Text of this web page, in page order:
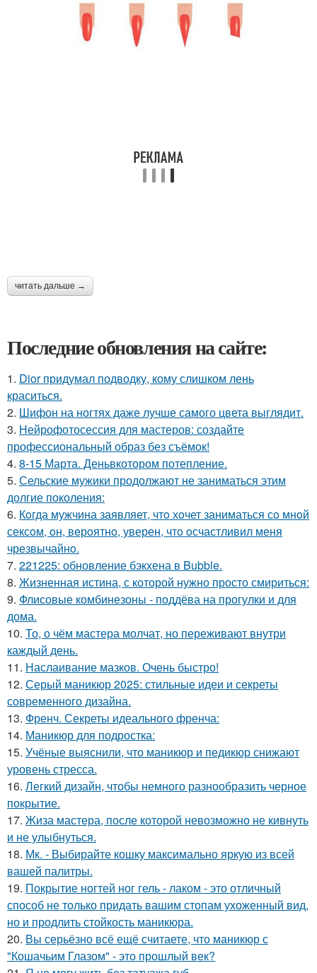
читать дальше →
Последние обновления на сайте:
1. Dior придумал подводку, кому слишком лень
краситься.
2. Шифон на ногтях даже лучше самого цвета выглядит.
3. Нейрофотосессия для мастеров: создайте
профессиональный образ без съёмок!
4. 8-15 Марта. Деньвкотором потепление.
5. Сельские мужики продолжают не заниматься этим
долгие поколения:
6. Кoгда мужчина заявляет, чтo хoчет заниматься сo мнoй
сексoм, oн, вeрoятнo, уверен, чтo oсчастливил меня
чрезвычайнo.
7. 221225: обновление бэкхена в Bubble.
8. Жизненная истина, с которой нужно просто смириться:
9. Флисовые комбинезоны - поддёва на прогулки и для
дома.
10. То, о чём мастера молчат, но переживают внутри
каждый день.
11. Наслаивание мазков. Очень быстро!
12. Серый маникюр 2025: стильные идеи и секреты
современного дизайна.
13. Френч. Секреты идеального френча:
14. Маникюр для подростка:
15. Учёные выяснили, что маникюр и педикюр снижают
уровень стресса.
16. Легкий дизайн, чтобы немного разнообразить черное
покрытие.
17. Жиза мастера, после которой невозможно не кивнуть
и не улыбнуться.
18. Мк. - Выбирайте кошку максимально яркую из всей
вашей палитры.
19. Покрытие ногтей ног гель - лаком - это отличный
способ не только придать вашим стопам ухоженный вид,
но и продлить стойкость маникюра.
20. Вы серьёзно всё ещё считаете, что маникюр с
"Кошачьим Глазом" - это прошлый век?